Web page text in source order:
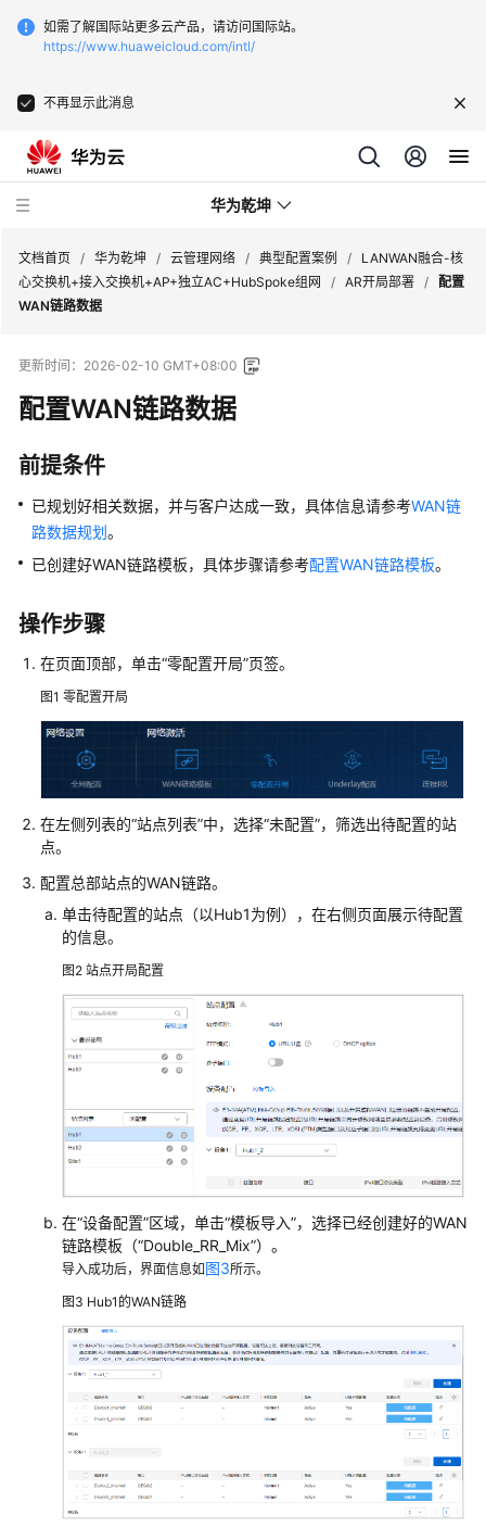
如需了解国际站更多云产品，请访问国际站。
https://www.huaweicloud.com/intl/
不再显示此消息
华为乾坤
云
服
务
云
管
理
网
络
典
配
置
例
单
组
场
景
AP
组
AR+AP
场
景
AR+交
换
+AP
组
网
场
防
文档首页 / 华为乾坤 / 云管理网络 / 典型配置案例 /
LANWAN融合-核
心交换机+接入交换机+AP+独立AC+HubSpoke组网
/ AR开局部署 /
配置
WAN链路数据
更新时间： 2026-02-10 GMT+08:00
配置WAN链路数据
前提条件
已规划好相关数据，并与客户达成一致，具体信息请参考WAN链
路数据规划。
已创建好WAN链路模板，具体步骤请参考配置WAN链路模板。
操作步骤
在页面顶部，单击“零配置开局”页签。
图1 零配置开局
在左侧列表的“站点列表”中，选择“未配置”，筛选出待配置的站
点。
配置总部站点的WAN链路。
单击待配置的站点（以Hub1为例），在右侧页面展示待配置
的信息。
图2 站点开局配置
在“设备配置”区域，单击“模板导入”，选择已经创建好的WAN
链路模板（“Double_RR_Mix”）。
导入成功后，界面信息如 图3所示。
图3 Hub1的WAN链路